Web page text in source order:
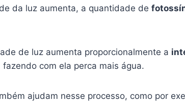
da luz aumenta, a quantidade de
de luz aumenta proporcionalmente a
fazendo com ela perca mais água.
ajudam nesse processo, como por